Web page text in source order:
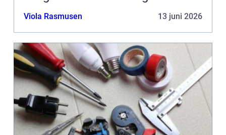
Viola Rasmusen 13 juni 2026